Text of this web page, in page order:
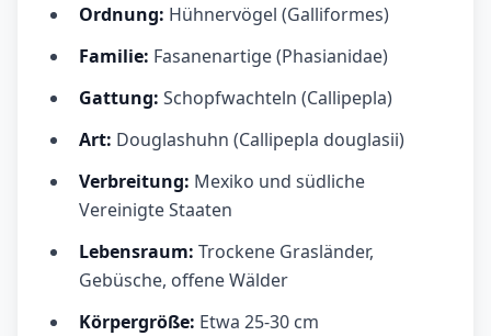
Ordnung: Hühnervögel (Galliformes)
Familie: Fasanenartige (Phasianidae)
Gattung: Schopfwachteln (Callipepla)
Art: Douglashuhn (Callipepla douglasii)
Verbreitung: Mexiko und südliche
Vereinigte Staaten
Lebensraum: Trockene Grasländer,
Gebüsche, offene Wälder
Körpergröße: Etwa 25-30 cm